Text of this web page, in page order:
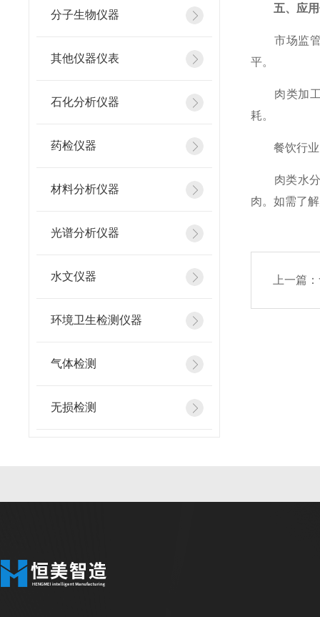
分子生物仪器
其他仪器仪表
石化分析仪器
药检仪器
材料分析仪器
光谱分析仪器
水文仪器
环境卫生检测仪器
气体检测
无损检测
五、应用
市场监管
平。
肉类加工
耗。
餐饮行业：
肉类水分
肉。如需了
上一篇：